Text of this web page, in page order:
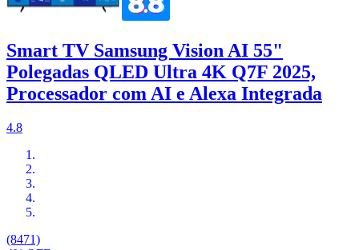
Smart TV Samsung Vision AI 55"
Polegadas QLED Ultra 4K Q7F 2025,
Processador com AI e Alexa Integrada
4.8
(8471)